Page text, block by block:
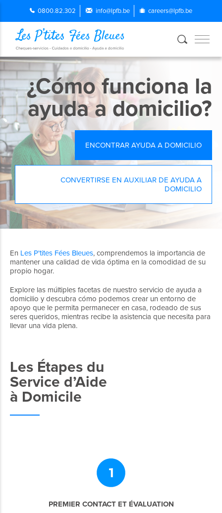
0800.82.302 info@lpfb.be careers@lpfb.be
¿Cómo funciona la
ayuda a domicilio?
ENCONTRAR AYUDA A DOMICILIO
CONVERTIRSE EN AUXILIAR DE AYUDA A
DOMICILIO
En Les P'tites Fées Bleues, comprendemos la importancia de
mantener una calidad de vida óptima en la comodidad de su
propio hogar.
Explore las múltiples facetas de nuestro servicio de ayuda a
domicilio y descubra cómo podemos crear un entorno de
apoyo que le permita permanecer en casa, rodeado de sus
seres queridos, mientras recibe la asistencia que necesita para
llevar una vida plena.
Les Étapes du
Service d’Aide
à Domicile
PREMIER CONTACT ET ÉVALUATION